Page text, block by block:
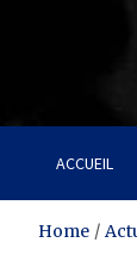
ACCUEIL
Home